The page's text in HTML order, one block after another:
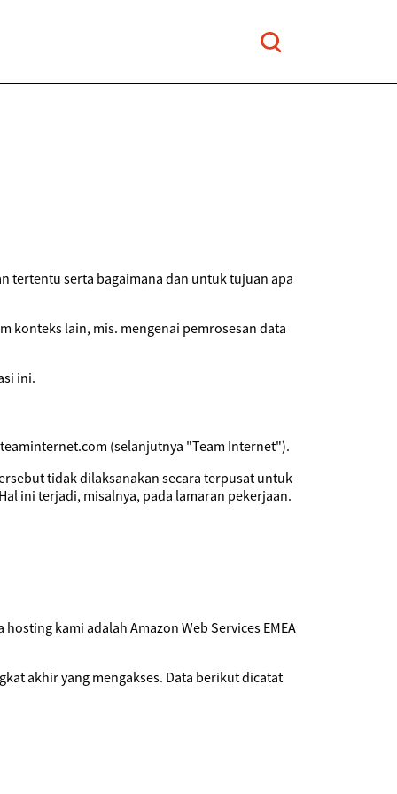
tertentu serta bagaimana dan untuk tujuan apa
konteks lain, mis. mengenai pemrosesan data
ini.
(selanjutnya "Team Internet").
tidak dilaksanakan secara terpusat untuk
ini terjadi, misalnya, pada lamaran pekerjaan.
kami adalah Amazon Web Services EMEA
akhir yang mengakses. Data berikut dicatat